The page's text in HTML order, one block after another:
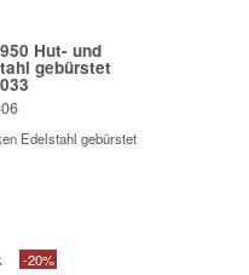
Hut- und
gebürstet
Edelstahl gebürstet
-20%